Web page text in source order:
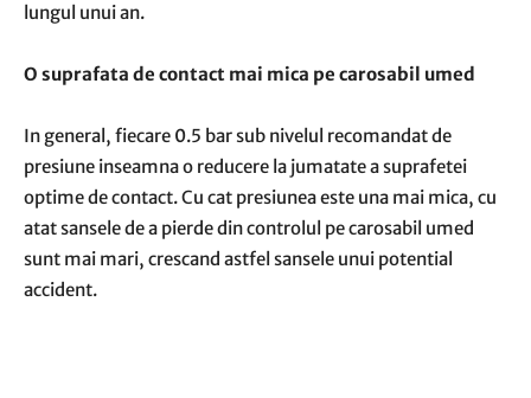
lungul unui an.
O suprafata de contact mai mica pe carosabil umed
In general, fiecare 0.5 bar sub nivelul recomandat de
presiune inseamna o reducere la jumatate a suprafetei
optime de contact. Cu cat presiunea este una mai mica, cu
atat sansele de a pierde din controlul pe carosabil umed
sunt mai mari, crescand astfel sansele unui potential
accident.